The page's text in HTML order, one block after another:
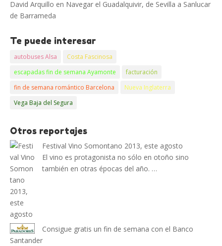
David Arquillo en Navegar el Guadalquivir, de Sevilla a Sanlucar
de Barrameda
Te puede interesar
autobuses Alsa
Costa Fascinosa
escapadas fin de semana Ayamonte
facturación
fin de semana romántico Barcelona
Nueva Inglaterra
Vega Baja del Segura
Otros reportajes
Festival Vino Somontano 2013, este agosto
El vino es protagonista no sólo en otoño sino
también en otras épocas del año. …
Consigue gratis un fin de semana con el Banco
Santander